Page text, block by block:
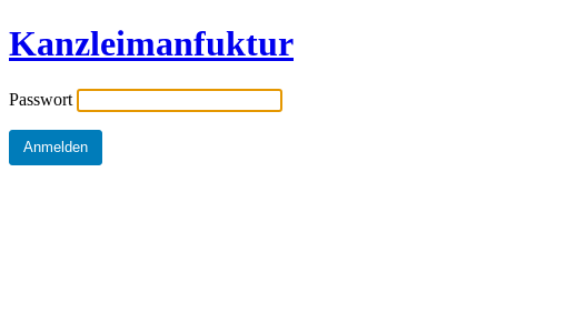
Kanzleimanfuktur
Passwort